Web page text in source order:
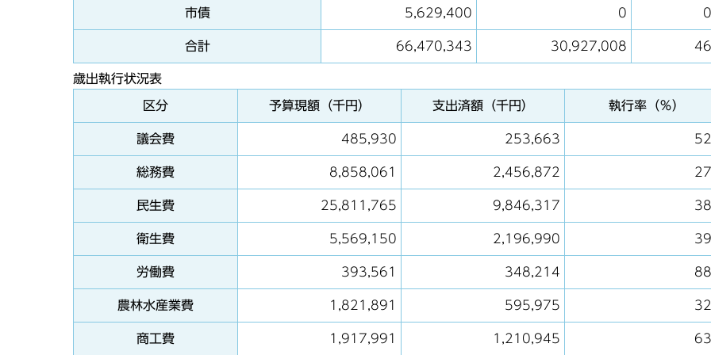
市債 5,629,400 0
合計 66,470,343 30,927,008
歳出執行状況表
区分 予算現額（千円） 支出済額（千円） 執行率（％）
議会費 485,930 253,663
総務費 8,858,061 2,456,872
民生費 25,811,765 9,846,317
衛生費 5,569,150 2,196,990
労働費 393,561 348,214
農林水産業費 1,821,891 595,975
商工費 1,917,991 1,210,945